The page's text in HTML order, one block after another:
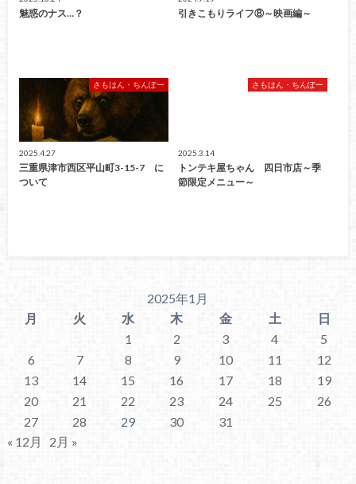
魅惑のナス…？ 引きこもりライフ⑧～映画編～
さもはん・ちんぽー
2025.4.27
三重県津市西区平山町3-15-7 に
ついて
さもはん・ちんぽー
2025.3.14
トンテキ屋ちゃん 四日市店～季
節限定メニュー～
2025年1月
月
火 水 木 金 土
日
1
2 3 4
5
6
7 8 9 10 11
12
13
14 15 16 17 18
19
20
21 22 23 24 25
26
27
28 29 30
31
« 12月
2月 »